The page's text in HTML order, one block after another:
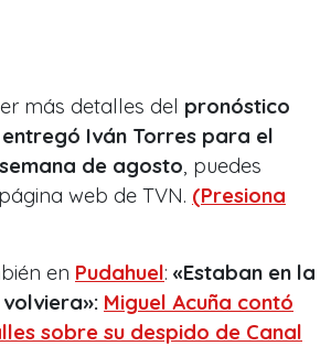
más detalles del pronóstico
Iván Torres para el
de agosto , puedes
web de TVN. (Presiona
en Pudahuel: «Estaban en la
Miguel Acuña contó
sobre su despido de Canal